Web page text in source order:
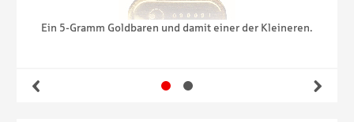
Ein 5-Gramm Goldbaren und damit einer der Kleineren.
Gehe zu Slide 1